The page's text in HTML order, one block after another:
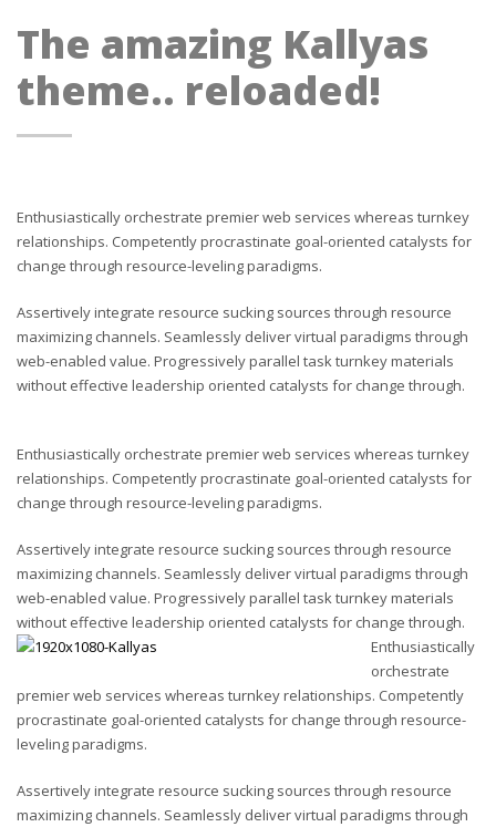
The amazing Kallyas
theme.. reloaded!
Enthusiastically orchestrate premier web services whereas turnkey
relationships. Competently procrastinate goal-oriented catalysts for
change through resource-leveling paradigms.
Assertively integrate resource sucking sources through resource
maximizing channels. Seamlessly deliver virtual paradigms through
web-enabled value. Progressively parallel task turnkey materials
without effective leadership oriented catalysts for change through.
Enthusiastically orchestrate premier web services whereas turnkey
relationships. Competently procrastinate goal-oriented catalysts for
change through resource-leveling paradigms.
Assertively integrate resource sucking sources through resource
maximizing channels. Seamlessly deliver virtual paradigms through
web-enabled value. Progressively parallel task turnkey materials
without effective leadership oriented catalysts for change through.
Enthusiastically
orchestrate
premier web services whereas turnkey relationships. Competently
procrastinate goal-oriented catalysts for change through resource-
leveling paradigms.
Assertively integrate resource sucking sources through resource
maximizing channels. Seamlessly deliver virtual paradigms through